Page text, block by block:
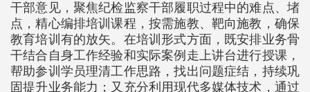
干部意见，聚焦纪检监察干部履职过程中的难点、堵
点，精心编排培训课程，按需施教、靶向施教，确保
教育培训有的放矢。在培训形式方面，既安排业务骨
干结合自身工作经验和实际案例走上讲台进行授课，
帮助参训学员理清工作思路，找出问题症结，持续巩
固提升业务能力；又充分利用现代多媒体技术，通过